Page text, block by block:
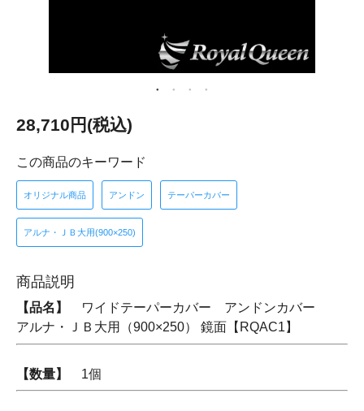
28,710円(税込)
この商品のキーワード
オリジナル商品 アンドン テーパーカバー
アルナ・ＪＢ大用(900×250)
商品説明
【品名】
ワイドテーパーカバー アンドンカバー
アルナ・ＪＢ大用（900×250） 鏡面【RQAC1】
【数量】 1個